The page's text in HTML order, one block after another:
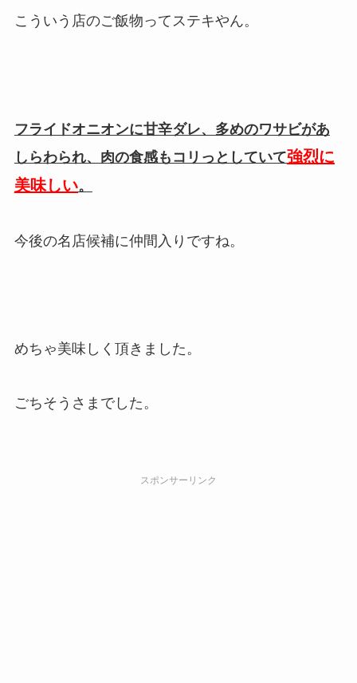
こういう店のご飯物ってステキやん。
フライドオニオンに甘辛ダレ、多めのワサビがあ
しらわられ、肉の食感もコリっとしていて強烈に
美味しい。
今後の名店候補に仲間入りですね。
めちゃ美味しく頂きました。
ごちそうさまでした。
スポンサーリンク